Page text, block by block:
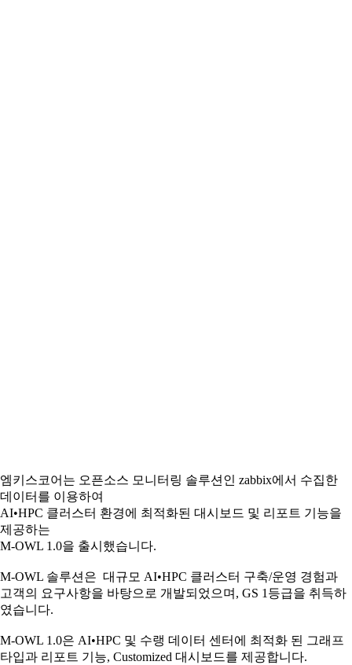
엠키스코어는 오픈소스 모니터링 솔루션인 zabbix에서 수집한
데이터를 이용하여
AI•HPC 클러스터 환경에 최적화된 대시보드 및 리포트 기능을
제공하는
M-OWL 1.0을 출시했습니다.
M-OWL 솔루션은 대규모 AI•HPC 클러스터 구축/운영 경험과
고객의 요구사항을 바탕으로 개발되었으며, GS 1등급을 취득하
였습니다.
M-OWL 1.0은 AI•HPC 및 수랭 데이터 센터에 최적화 된 그래프
타입과 리포트 기능, Customized 대시보드를 제공합니다.